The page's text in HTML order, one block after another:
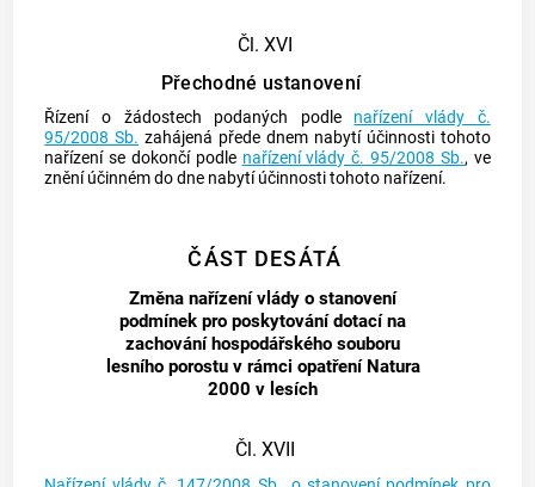
Čl. XVI
Přechodné ustanovení
Řízení o žádostech podaných podle nařízení vlády č.
95/2008 Sb. zahájená přede dnem nabytí účinnosti tohoto
nařízení se dokončí podle nařízení vlády č. 95/2008 Sb., ve
znění účinném do dne nabytí účinnosti tohoto nařízení.
ČÁST DESÁTÁ
Změna nařízení vlády o stanovení
podmínek pro poskytování dotací na
zachování hospodářského souboru
lesního porostu v rámci opatření Natura
2000 v lesích
Čl. XVII